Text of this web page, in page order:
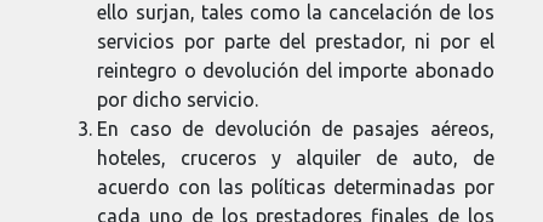
ello surjan, tales como la cancelación de los
servicios por parte del prestador, ni por el
reintegro o devolución del importe abonado
por dicho servicio.
En caso de devolución de pasajes aéreos,
hoteles, cruceros y alquiler de auto, de
acuerdo con las políticas determinadas por
cada uno de los prestadores finales de los